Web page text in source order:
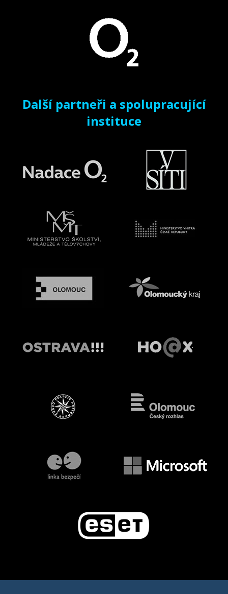
Další partneři a spolupracující
instituce